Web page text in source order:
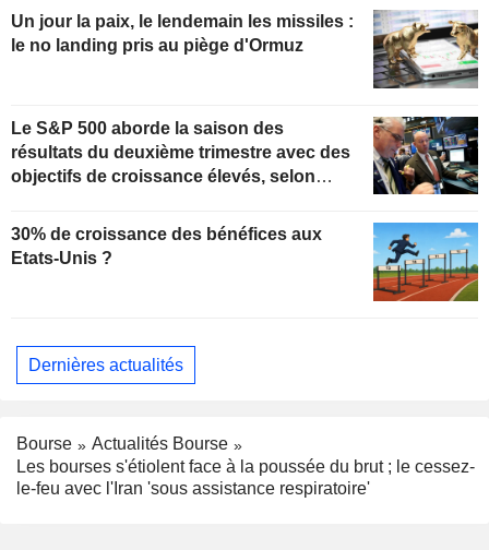
Un jour la paix, le lendemain les missiles :
le no landing pris au piège d'Ormuz
Le S&P 500 aborde la saison des
résultats du deuxième trimestre avec des
objectifs de croissance élevés, selon
30% de croissance des bénéfices aux
Etats-Unis ?
Dernières actualités
Bourse
Actualités Bourse
Les bourses s'étiolent face à la poussée du brut ; le cessez-
le-feu avec l'Iran 'sous assistance respiratoire'